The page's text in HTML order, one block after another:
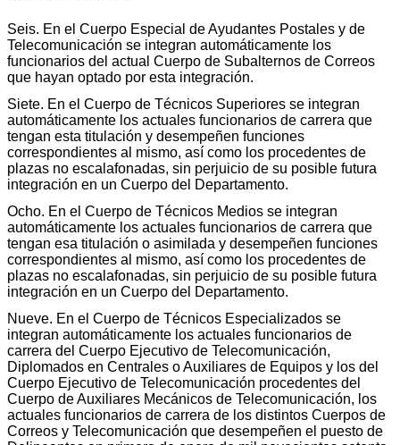
Seis. En el Cuerpo Especial de Ayudantes Postales y de
Telecomunicación se integran automáticamente los
funcionarios del actual Cuerpo de Subalternos de Correos
que hayan optado por esta integración.
Siete. En el Cuerpo de Técnicos Superiores se integran
automáticamente los actuales funcionarios de carrera que
tengan esta titulación y desempeñen funciones
correspondientes al mismo, así como los procedentes de
plazas no escalafonadas, sin perjuicio de su posible futura
integración en un Cuerpo del Departamento.
Ocho. En el Cuerpo de Técnicos Medios se integran
automáticamente los actuales funcionarios de carrera que
tengan esa titulación o asimilada y desempeñen funciones
correspondientes al mismo, así como los procedentes de
plazas no escalafonadas, sin perjuicio de su posible futura
integración en un Cuerpo del Departamento.
Nueve. En el Cuerpo de Técnicos Especializados se
integran automáticamente los actuales funcionarios de
carrera del Cuerpo Ejecutivo de Telecomunicación,
Diplomados en Centrales o Auxiliares de Equipos y los del
Cuerpo Ejecutivo de Telecomunicación procedentes del
Cuerpo de Auxiliares Mecánicos de Telecomunicación, los
actuales funcionarios de carrera de los distintos Cuerpos de
Correos y Telecomunicación que desempeñen el puesto de